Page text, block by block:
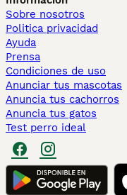
Sobre nosotros
Politica privacidad
Ayuda
Prensa
Condiciones de uso
Anunciar tus mascotas
Anuncia tus cachorros
Anuncia tus gatos
Test perro ideal